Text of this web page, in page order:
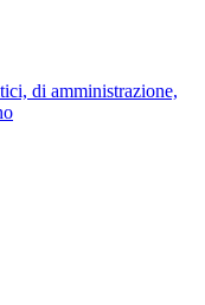
di amministrazione,